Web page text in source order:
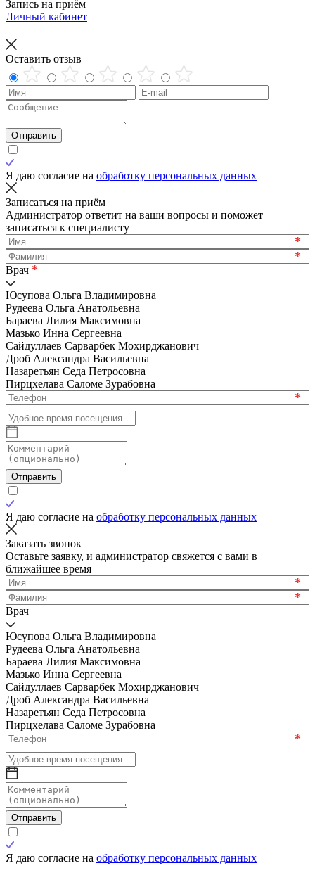
Запись на приём
Личный кабинет
Оставить отзыв
Отправить
Я даю согласие на обработку персональных данных
Записаться на приём
Администратор ответит на ваши вопросы и поможет
записаться к специалисту
*
*
Врач *
Юсупова Ольга Владимировна
Рудеева Ольга Анатольевна
Бараева Лилия Максимовна
Мазько Инна Сергеевна
Сайдуллаев Сарварбек Мохирджанович
Дроб Александра Васильевна
Назаретьян Седа Петросовна
Пирцхелава Саломе Зурабовна
*
Отправить
Я даю согласие на обработку персональных данных
Заказать звонок
Оставьте заявку, и администратор свяжется с вами в
ближайшее время
*
*
Врач
Юсупова Ольга Владимировна
Рудеева Ольга Анатольевна
Бараева Лилия Максимовна
Мазько Инна Сергеевна
Сайдуллаев Сарварбек Мохирджанович
Дроб Александра Васильевна
Назаретьян Седа Петросовна
Пирцхелава Саломе Зурабовна
*
Отправить
Я даю согласие на обработку персональных данных